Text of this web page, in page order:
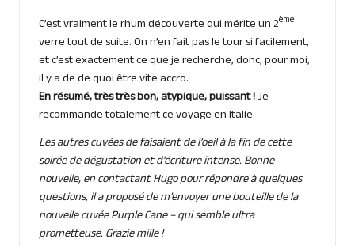
C’est vraiment le rhum découverte qui mérite un 2ème
verre tout de suite. On n’en fait pas le tour si facilement,
et c’est exactement ce que je recherche, donc, pour moi,
il y a de de quoi être vite accro.
En résumé, très très bon, atypique, puissant !Je
recommande totalement ce voyage en Italie.
Les autres cuvées de faisaient de l’oeil à la fin de cette
soirée de dégustation et d’écriture intense. Bonne
nouvelle, en contactant Hugo pour répondre à quelques
questions, il a proposé de m’envoyer une bouteille de la
nouvelle cuvée Purple Cane – qui semble ultra
prometteuse. Grazie mille !